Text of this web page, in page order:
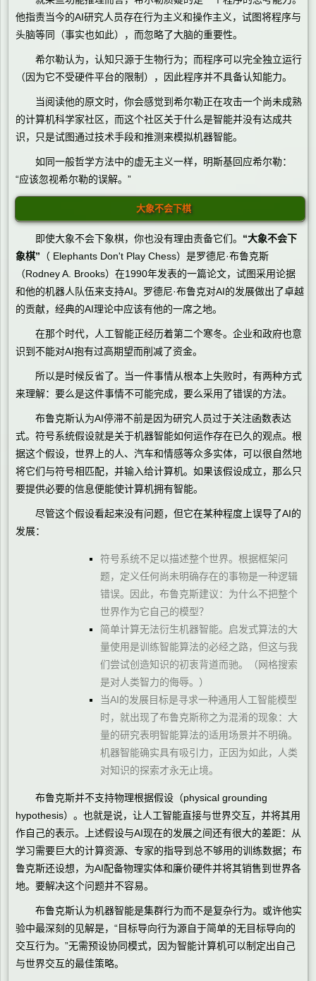
他指责当今的AI研究人员存在行为主义和操作主义，试图将程序与
头脑等同（事实也如此），而忽略了大脑的重要性。
希尔勒认为，认知只源于生物行为；而程序可以完全独立运行
（因为它不受硬件平台的限制），因此程序并不具备认知能力。
当阅读他的原文时，你会感觉到希尔勒正在攻击一个尚未成熟
的计算机科学家社区，而这个社区关于什么是智能并没有达成共
识，只是试图通过技术手段和推测来模拟机器智能。
如同一般哲学方法中的虚无主义一样，明斯基回应希尔勒：
“应该忽视希尔勒的误解。”
大象不会下棋
即使大象不会下象棋，你也没有理由责备它们。 “大象不会下
象棋” （ Elephants Don't Play Chess）是罗德尼·布鲁克斯
（Rodney A. Brooks）在1990年发表的一篇论文，试图采用论据
和他的机器人队伍来支持AI。罗德尼·布鲁克对AI的发展做出了卓越
的贡献，经典的AI理论中应该有他的一席之地。
在那个时代，人工智能正经历着第二个寒冬。企业和政府也意
识到不能对AI抱有过高期望而削减了资金。
所以是时候反省了。当一件事情从根本上失败时，有两种方式
来理解：要么是这件事情不可能完成，要么采用了错误的方法。
布鲁克斯认为AI停滞不前是因为研究人员过于关注函数表达
式。符号系统假设就是关于机器智能如何运作存在已久的观点。根
据这个假设，世界上的人、汽车和情感等众多实体，可以很自然地
将它们与符号相匹配，并输入给计算机。如果该假设成立，那么只
要提供必要的信息便能使计算机拥有智能。
尽管这个假设看起来没有问题，但它在某种程度上误导了AI的
发展：
符号系统不足以描述整个世界。根据框架问
题，定义任何尚未明确存在的事物是一种逻辑
错误。因此，布鲁克斯建议：为什么不把整个
世界作为它自己的模型？
简单计算无法衍生机器智能。启发式算法的大
量使用是训练智能算法的必经之路，但这与我
们尝试创造知识的初衷背道而驰。（网格搜索
是对人类智力的侮辱。）
当AI的发展目标是寻求一种通用人工智能模型
时，就出现了布鲁克斯称之为混淆的现象：大
量的研究表明智能算法的适用场景并不明确。
机器智能确实具有吸引力，正因为如此，人类
对知识的探索才永无止境。
布鲁克斯并不支持物理根据假设（physical grounding
hypothesis）。也就是说，让人工智能直接与世界交互，并将其用
作自己的表示。上述假设与AI现在的发展之间还有很大的差距：从
学习需要巨大的计算资源、专家的指导到总不够用的训练数据；布
鲁克斯还设想，为AI配备物理实体和廉价硬件并将其销售到世界各
地。要解决这个问题并不容易。
布鲁克斯认为机器智能是集群行为而不是复杂行为。或许他实
验中最深刻的见解是，“目标导向行为源自于简单的无目标导向的
交互行为。”无需预设协同模式，因为智能计算机可以制定出自己
与世界交互的最佳策略。